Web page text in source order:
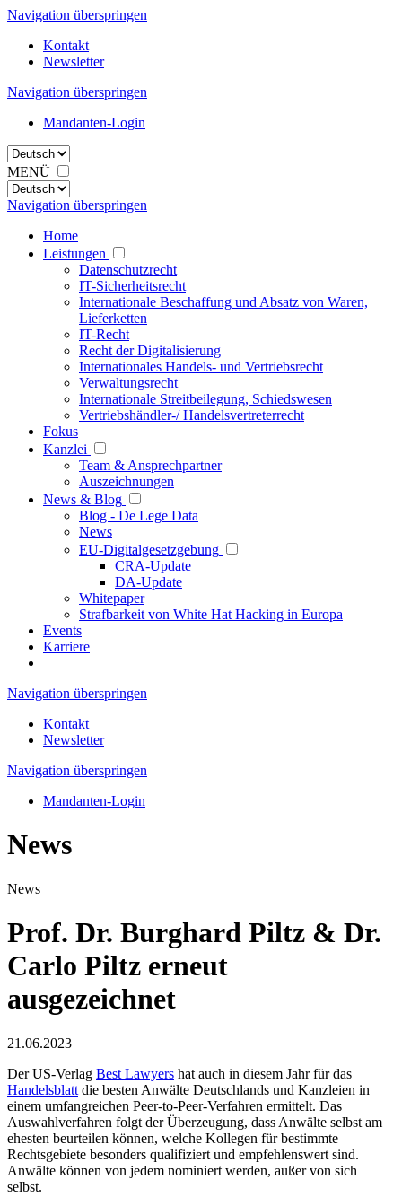
Navigation überspringen
Kontakt
Newsletter
Navigation überspringen
Mandanten-Login
MENÜ
Navigation überspringen
Home
Leistungen
Datenschutzrecht
IT-Sicherheitsrecht
Internationale Beschaffung und Absatz von Waren,
Lieferketten
IT-Recht
Recht der Digitalisierung
Internationales Handels- und Vertriebsrecht
Verwaltungsrecht
Internationale Streitbeilegung, Schiedswesen
Vertriebshändler-/ Handelsvertreterrecht
Fokus
Kanzlei
Team & Ansprechpartner
Auszeichnungen
News & Blog
Blog - De Lege Data
News
EU-Digitalgesetzgebung
CRA-Update
DA-Update
Whitepaper
Strafbarkeit von White Hat Hacking in Europa
Events
Karriere
Navigation überspringen
Kontakt
Newsletter
Navigation überspringen
Mandanten-Login
News
News
Prof. Dr. Burghard Piltz & Dr.
Carlo Piltz erneut
ausgezeichnet
21.06.2023
Der US-Verlag Best Lawyers hat auch in diesem Jahr für das
Handelsblatt die besten Anwälte Deutschlands und Kanzleien in
einem umfangreichen Peer-to-Peer-Verfahren ermittelt. Das
Auswahlverfahren folgt der Überzeugung, dass Anwälte selbst am
ehesten beurteilen können, welche Kollegen für bestimmte
Rechtsgebiete besonders qualifiziert und empfehlenswert sind.
Anwälte können von jedem nominiert werden, außer von sich
selbst.